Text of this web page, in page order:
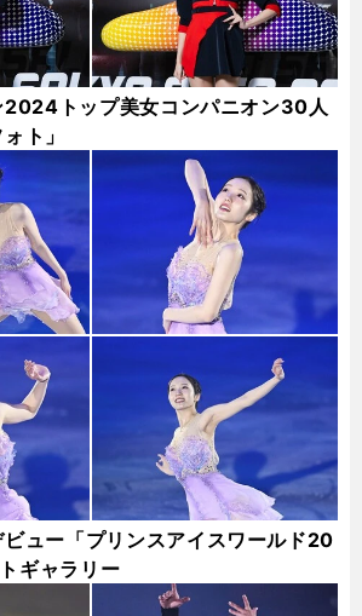
2024トップ美女コンパニオン30人
ト」
ュー「プリンスアイスワールド20
ギャラリー